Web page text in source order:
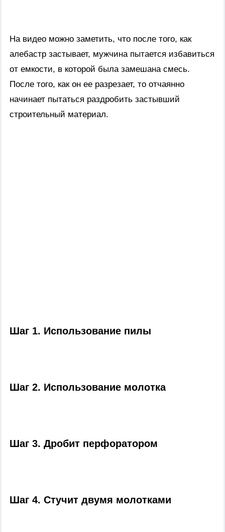
На видео можно заметить, что после того, как
алебастр застывает, мужчина пытается избавиться
от емкости, в которой была замешана смесь.
После того, как он ее разрезает, то отчаянно
начинает пытаться раздробить застывший
строительный материал.
Шаг 1. Использование пилы
Шаг 2. Использование молотка
Шаг 3. Дробит перфоратором
Шаг 4. Стучит двумя молотками